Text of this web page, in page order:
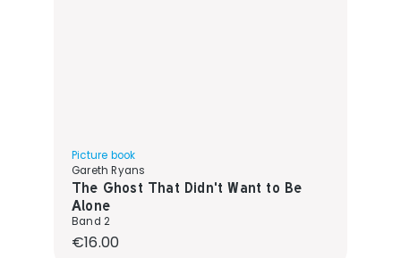
Picture book
Gareth Ryans
The Ghost That Didn't Want to Be
Alone
Band 2
Regular price:
€16.00